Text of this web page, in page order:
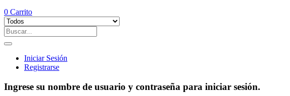
0 Carrito
Iniciar Sesión
Registrarse
Ingrese su nombre de usuario y contraseña para iniciar sesión.